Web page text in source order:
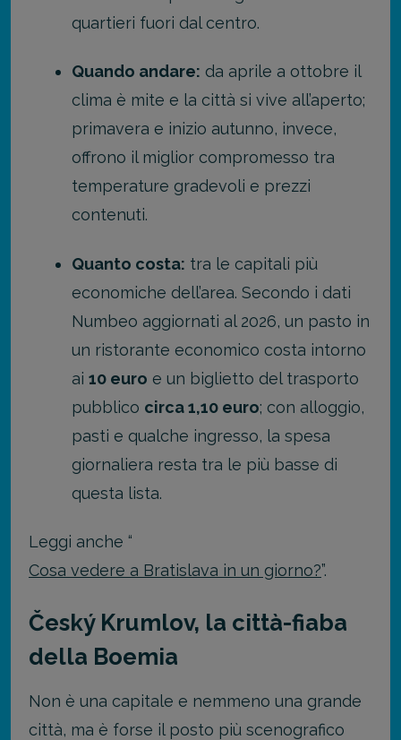
quartieri fuori dal centro.
Quando andare: da aprile a ottobre il
clima è mite e la città si vive all’aperto;
primavera e inizio autunno, invece,
offrono il miglior compromesso tra
temperature gradevoli e prezzi
contenuti.
Quanto costa: tra le capitali più
economiche dell’area. Secondo i dati
Numbeo aggiornati al 2026, un pasto in
un ristorante economico costa intorno
ai 10 euro e un biglietto del trasporto
pubblico circa 1,10 euro; con alloggio,
pasti e qualche ingresso, la spesa
giornaliera resta tra le più basse di
questa lista.
Leggi anche “
Cosa vedere a Bratislava in un giorno?”.
Český Krumlov, la città-fiaba
della Boemia
Non è una capitale e nemmeno una grande
città, ma è forse il posto più scenografico